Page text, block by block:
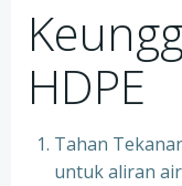
HDPE
Tahan
untuk aliran